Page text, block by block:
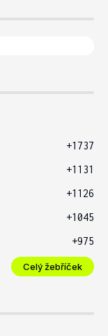
+1737
+1131
+1126
+1045
+975
Celý žebříček